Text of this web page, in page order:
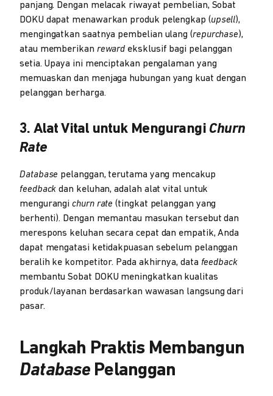
panjang. Dengan melacak riwayat pembelian, Sobat
DOKU dapat menawarkan produk pelengkap (upsell),
mengingatkan saatnya pembelian ulang (repurchase),
atau memberikan reward eksklusif bagi pelanggan
setia. Upaya ini menciptakan pengalaman yang
memuaskan dan menjaga hubungan yang kuat dengan
pelanggan berharga.
3. Alat Vital untuk Mengurangi Churn
Rate
Database pelanggan, terutama yang mencakup
feedback dan keluhan, adalah alat vital untuk
mengurangichurn rate (tingkat pelanggan yang
berhenti). Dengan memantau masukan tersebut dan
merespons keluhan secara cepat dan empatik, Anda
dapat mengatasi ketidakpuasan sebelum pelanggan
beralih ke kompetitor. Pada akhirnya, data feedback
membantu Sobat DOKU meningkatkan kualitas
produk/layanan berdasarkan wawasan langsung dari
pasar.
Langkah Praktis Membangun
Database Pelanggan